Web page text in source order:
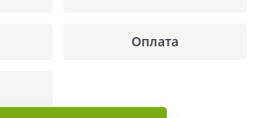
Оплата